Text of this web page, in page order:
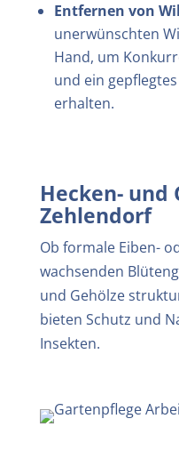
Entfernen von
unerwünschten
Hand, um
und ein
erhalten.
Hecken- und
Zehlendorf
Ob formale Eiben-
wachsenden
und Gehölze
bieten Schutz und
Insekten.